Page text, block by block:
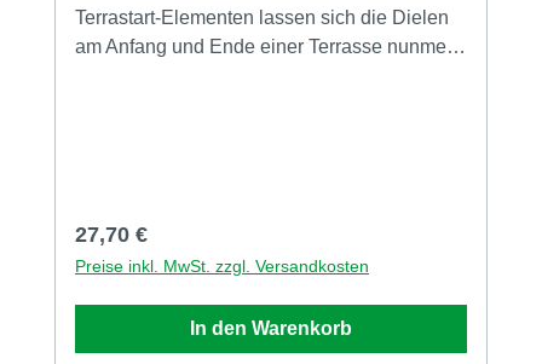
Terrastart-Elementen lassen sich die Dielen
am Anfang und Ende einer Terrasse nunmehr
Diele eingerastet - einfacher geht nicht.Wie
die Terraflex zeichnet sich Terrastart durch
mehrere Eigenschaften aus: konstruktiver
Holzschutz Abstandshalterfunktion Quell- und
Regulärer Preis:
27,70 €
Preise inkl. MwSt. zzgl. Versandkosten
In den Warenkorb